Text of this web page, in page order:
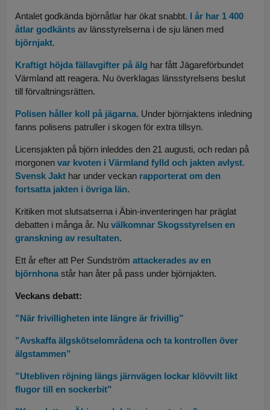
Antalet godkända björnåtlar har ökat snabbt. I år har 1 400
åtlar godkänts av länsstyrelserna i de sju länen med
björnjakt.
Kraftigt höjda fällavgifter på älg har fått Jägareförbundet
Värmland att reagera. Nu överklagas länsstyrelsens beslut
till förvaltningsrätten.
Polisen håller koll på jägarna. Under björnjaktens inledning
fanns polisens patruller i skogen för extra tillsyn.
Licensjakten på björn inleddes den 21 augusti, och redan på
morgonen var kvoten i Värmland fylld och jakten avlyst.
Svensk Jakt har under veckan rapporterat om den
fortsatta jakten i övriga län.
Kritiken mot slutsatserna i Äbin-inventeringen har präglat
debatten i många år. Nu välkomnar Skogsstyrelsen en
granskning av resultaten.
Ett år efter att Per Sundström attackerades av en
björnhona står han åter på pass under björnjakten.
Veckans debatt:
”När frivilligheten inte längre är frivillig”
”Avskaffa älgskötselområdena och ta kontrollen över
älgstammen”
”Utebliven röjning längs järnvägen lockar klövvilt likt
flugor till en sockerbit”